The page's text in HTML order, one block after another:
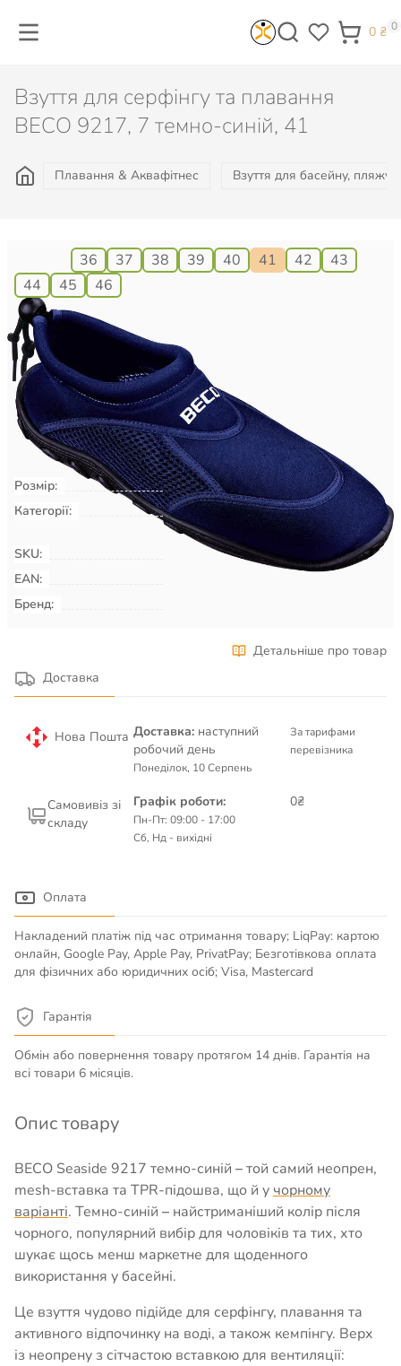
0 ₴ 0
Взуття для серфінгу та плавання
BECO 9217, 7 темно-синій, 41
Плавання & Аквафітнес Взуття для басейну, пляжу,
36 37 38 39 40 41 42
43
44
45 46
745
Є в наявності
КУПИТИ
Розмір:
41
Категорії:
Плавання & Аквафітнес
Взуття
для басейну, пляжу, серфінгу
SKU:
00009492
EAN:
Бренд:
Детальніше про товар
Доставка
Нова Пошта Доставка: наступний
робочий день
Понеділок, 10 Серпень
За тарифами
перевізника
Самовивіз зі
складу
Графік роботи:
Пн-Пт: 09:00 - 17:00
Сб, Нд - вихідні
0₴
Оплата
Накладений платіж під час отримання товару; LiqPay: картою
онлайн, Google Pay, Apple Pay, PrivatPay; Безготівкова оплата
для фізичних або юридичних осіб; Visa, Mastercard
Гарантія
Обмін або повернення товару протягом 14 днів. Гарантія на
всі товари 6 місяців.
Опис товару
BECO Seaside 9217 темно-синій –той самий неопрен,
mesh-вставка та TPR-підошва, що й у чорному
варіанті. Темно-синій – найстриманіший колір після
чорного, популярний вибір для чоловіків та тих, хто
шукає щось менш маркетне для щоденного
використання у басейні.
Це взуття чудово підійде для серфінгу, плавання та
активного відпочинку на воді, а також кемпінгу. Верх
із неопрену з сітчастою вставкою для вентиляції: